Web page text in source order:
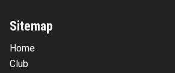
Sitemap
Home
Club